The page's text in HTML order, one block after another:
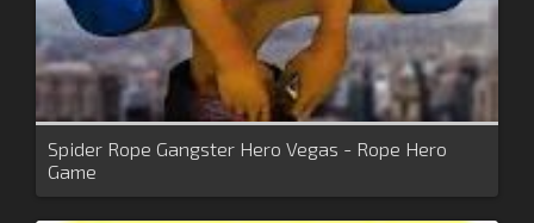
Spider Rope Gangster Hero Vegas - Rope Hero
Game